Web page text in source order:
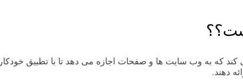
که به وب سایت ها و صفحات اجازه می دهد تا با تطبیق
دهند.